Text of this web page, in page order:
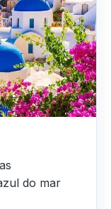
do mar